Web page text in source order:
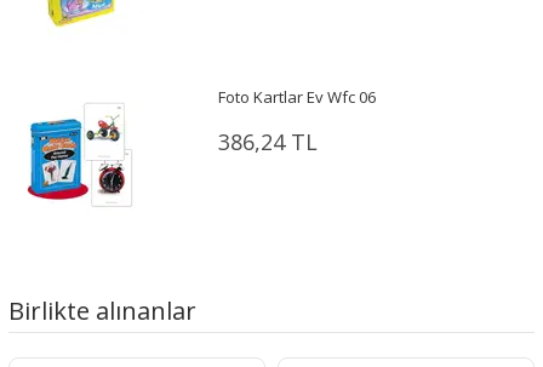
Foto Kartlar Ev Wfc 06
386,24 TL
Birlikte alınanlar